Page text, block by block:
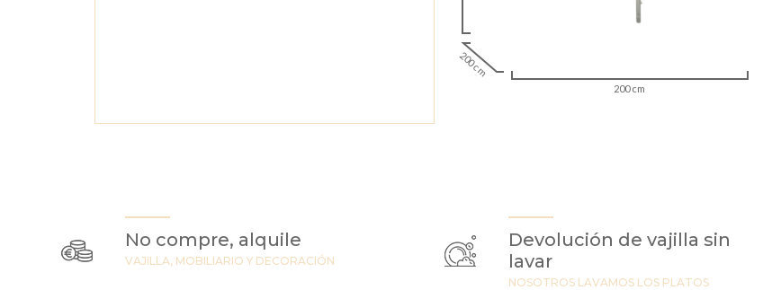
200 cm
200 cm
No compre, alquile
VAJILLA, MOBILIARIO Y DECORACIÓN
Devolución de vajilla sin
lavar
NOSOTROS LAVAMOS LOS PLATOS